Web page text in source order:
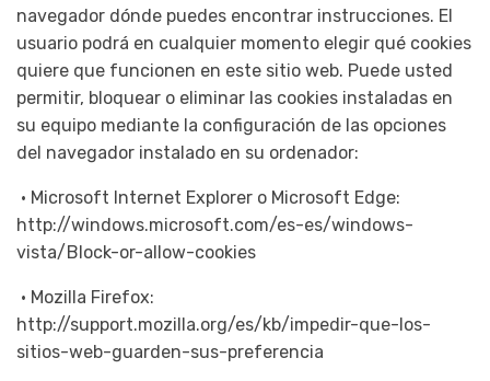
navegador dónde puedes encontrar instrucciones. El
usuario podrá en cualquier momento elegir qué cookies
quiere que funcionen en este sitio web. Puede usted
permitir, bloquear o eliminar las cookies instaladas en
su equipo mediante la configuración de las opciones
del navegador instalado en su ordenador:
• Microsoft Internet Explorer o Microsoft Edge:
http://windows.microsoft.com/es-es/windows-
vista/Block-or-allow-cookies
• Mozilla Firefox:
http://support.mozilla.org/es/kb/impedir-que-los-
sitios-web-guarden-sus-preferencia